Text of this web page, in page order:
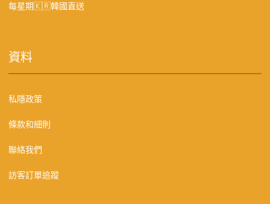
每星期🇰🇷韓國直送
資料
私隱政策
條款和細則
聯絡我們
訪客訂單追蹤